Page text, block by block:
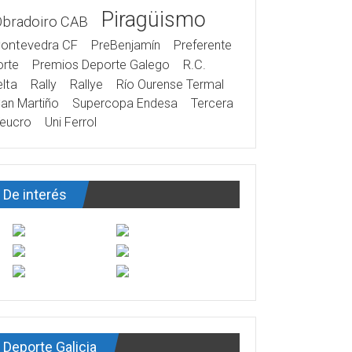
CAB Piragüismo
CF PreBenjamín
Preferente
Premios Deporte Galego
R.C.
Rally Rallye
Río Ourense Termal
Martiño
Supercopa Endesa
Tercera
Uni Ferrol
De interés
Deporte Galicia